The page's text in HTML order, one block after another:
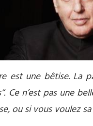
est une bêtise. La
Ce n’est pas une
ou si vous voulez